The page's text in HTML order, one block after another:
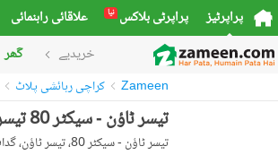
پراپرٹیز پراپرٹی بلاکس نیا علاقائی راہنمائی
خریدیے گھر
Zameen کراچی رہائشی پلاٹ
تیسر ٹاؤن - سیکٹر 80 تیسر ٹاؤن,گداپ ٹاؤن,کراچی میں 5 مرلہ رہائشی پلاٹ 9.5 لاکھ میں برائے فروخت۔
تیسر ٹاؤن - سیکٹر 80، تیسر ٹاؤن، گداپ ٹاؤن، کراچی، سندھ